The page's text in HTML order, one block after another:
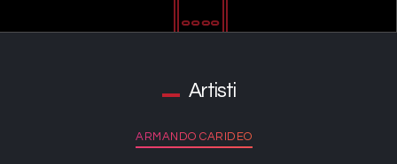
Artisti
ARMANDO CARIDEO